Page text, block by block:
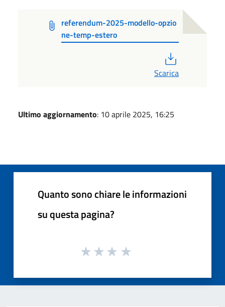
referendum-2025-modello-opzio
ne-temp-estero
Scarica
Ultimo aggiornamento: 10 aprile 2025, 16:25
Quanto sono chiare le informazioni
su questa pagina?